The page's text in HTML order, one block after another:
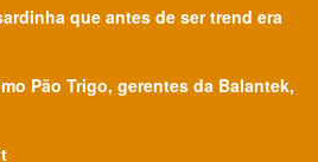
que antes de ser trend era
Pão Trigo, gerentes da Balantek,